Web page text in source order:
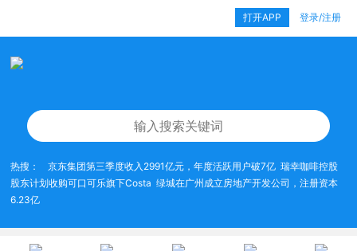
打开APP 登录/注册
热搜： 京东集团第三季度收入2991亿元，年度活跃用户破7亿 瑞幸咖啡控股
股东计划收购可口可乐旗下Costa 绿城在广州成立房地产开发公司，注册资本
6.23亿